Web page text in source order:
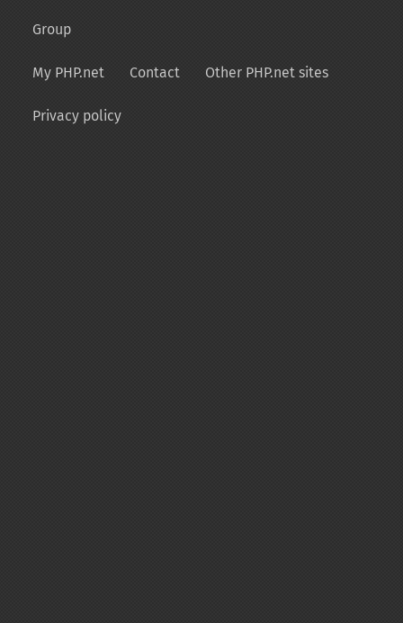
Group
My PHP.net Contact Other PHP.net sites
Privacy policy